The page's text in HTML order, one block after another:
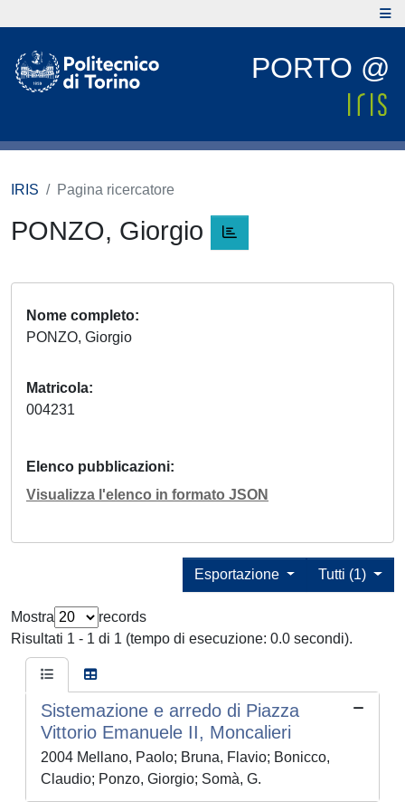
PORTO @
IRIS Pagina ricercatore
PONZO, Giorgio
Nome completo
PONZO, Giorgio
Matricola
004231
Elenco pubblicazioni
Visualizza l'elenco in formato JSON
Tutti (1)
Esportazione
Mostra
records
Risultati 1 - 1 di 1 (tempo di esecuzione: 0.0 secondi).
Sistemazione e arredo di Piazza
Vittorio Emanuele II, Moncalieri
2004 Mellano, Paolo; Bruna, Flavio; Bonicco,
Claudio; Ponzo, Giorgio; Somà, G.